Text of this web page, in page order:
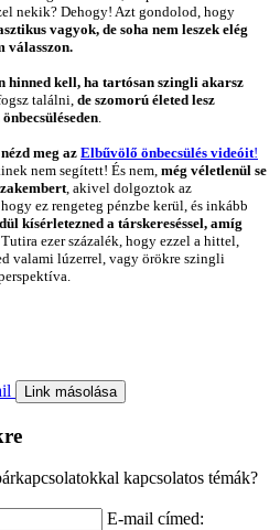
nekik? Dehogy! Azt gondolod, hogy
vagyok, de soha nem leszek elég
válasszon.
hinned kell, ha tartósan szingli akarsz
találni, de szomorú életed lesz
.
nézd meg az Elbűvölő önbecsülés videóit!
nem segített! És nem, még véletlenül se
, akivel dolgoztok az
ez rengeteg pénzbe kerül, és inkább
kísérletezned a társkereséssel, amíg
Tutira ezer százalék, hogy ezzel a hittel,
valami lúzerrel, vagy örökre szingli
Link másolása
kapcsolatos témák?
E-mail címed: